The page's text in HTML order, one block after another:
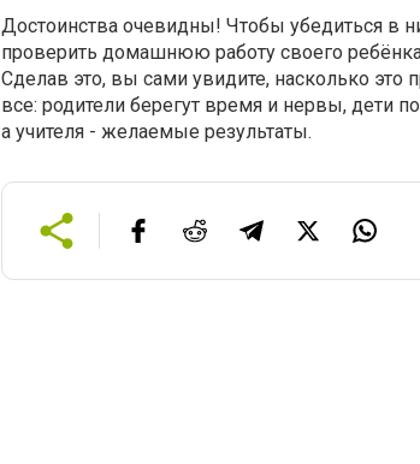
Достоинства очевидны! Чтобы убедиться в
проверить домашнюю работу своего
Сделав это, вы сами увидите, насколько
все: родители берегут время и нервы, дети
а учителя - желаемые результаты.